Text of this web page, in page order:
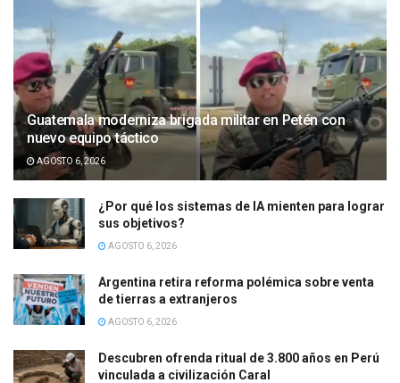
Guatemala moderniza brigada militar en Petén con
nuevo equipo táctico
AGOSTO 6, 2026
¿Por qué los sistemas de IA mienten para lograr
sus objetivos?
AGOSTO 6, 2026
Argentina retira reforma polémica sobre venta
de tierras a extranjeros
AGOSTO 6, 2026
Descubren ofrenda ritual de 3.800 años en Perú
vinculada a civilización Caral